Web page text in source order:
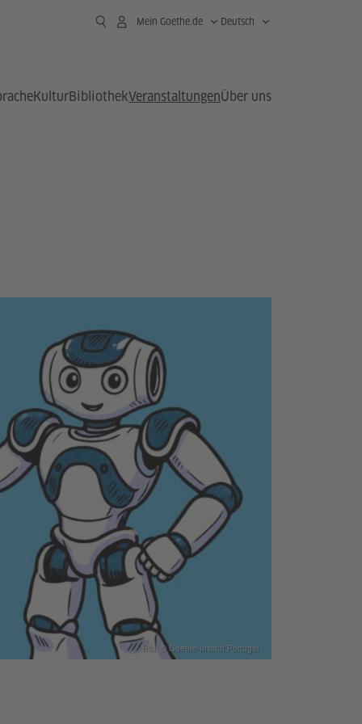
Mein Goethe.de Deutsch
KulturBibliothekVeranstaltungenÜber uns
Bild: © Goethe-Institut Portugal